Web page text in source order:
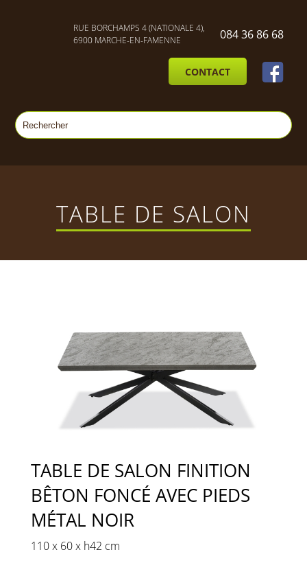
RUE BORCHAMPS 4 (NATIONALE 4),
6900 MARCHE-EN-FAMENNE
084 36 86 68
CONTACT
TABLE DE SALON
TABLE DE SALON FINITION
BÊTON FONCÉ AVEC PIEDS
MÉTAL NOIR
110 x 60 x h42 cm